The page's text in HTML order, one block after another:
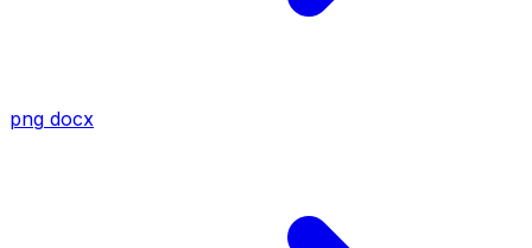
png docx